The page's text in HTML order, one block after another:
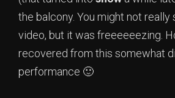
the balcony. You might not really
video, but it was freeeeeezing.
recovered from this somewhat
performance 🙂